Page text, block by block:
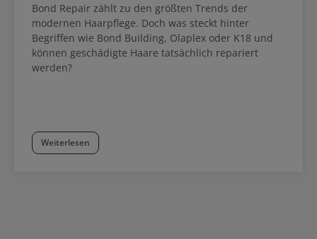
Bond Repair zählt zu den größten Trends der
modernen Haarpflege. Doch was steckt hinter
Begriffen wie Bond Building, Olaplex oder K18 und
können geschädigte Haare tatsächlich repariert
werden?
Weiterlesen